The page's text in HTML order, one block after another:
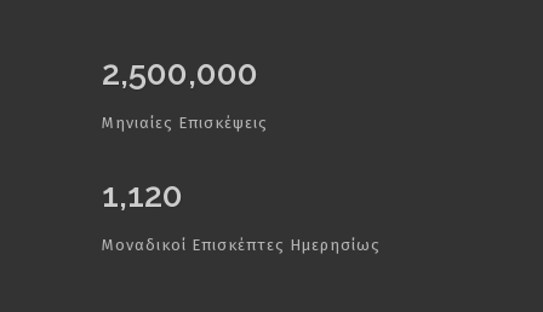
2,500,000
Μηνιαίες Επισκέψεις
1,120
Μοναδικοί Επισκέπτες Ημερησίως